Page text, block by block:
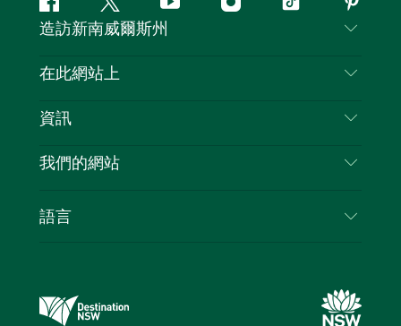
Facebook嘰
嘰
喳
Youtube Instagram
抖
造訪新南威爾斯州
聯絡我們
隱私
Cookie 通知
在此網站上
目的地
新南威爾斯州公路旅行
活動
資訊
旅行資訊
新南威爾斯的商業
我們的網站
語言